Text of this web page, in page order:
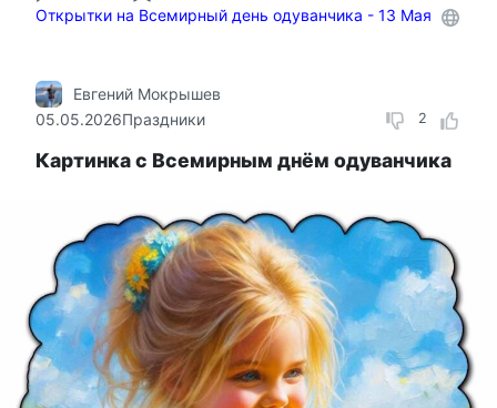
Открытки на Всемирный день одуванчика - 13 Мая
2
Евгений Мокрышев
05.05.2026Праздники
Картинка с Всемирным днём одуванчика